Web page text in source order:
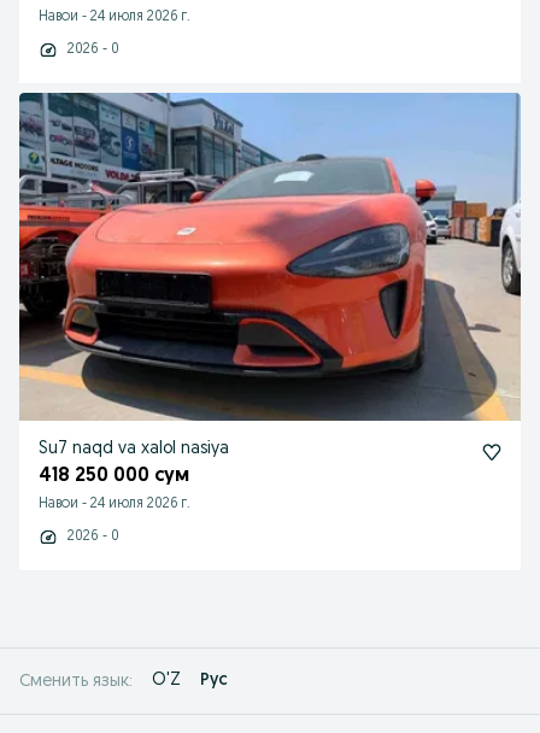
Навои - 24 июля 2026 г.
2026 - 0
Su7 naqd va xalol nasiya
418 250 000 сум
Навои - 24 июля 2026 г.
2026 - 0
Сменить язык: O'Z Рус